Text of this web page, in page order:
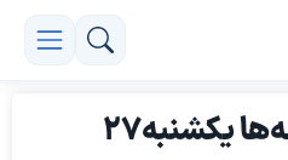
صفحه اول روزنامه‌ها یکشنبه27